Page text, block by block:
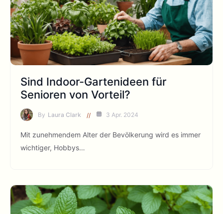
Sind Indoor-Gartenideen für
Senioren von Vorteil?
By Laura Clark 3 Apr. 2024
Mit zunehmendem Alter der Bevölkerung wird es immer
wichtiger, Hobbys…